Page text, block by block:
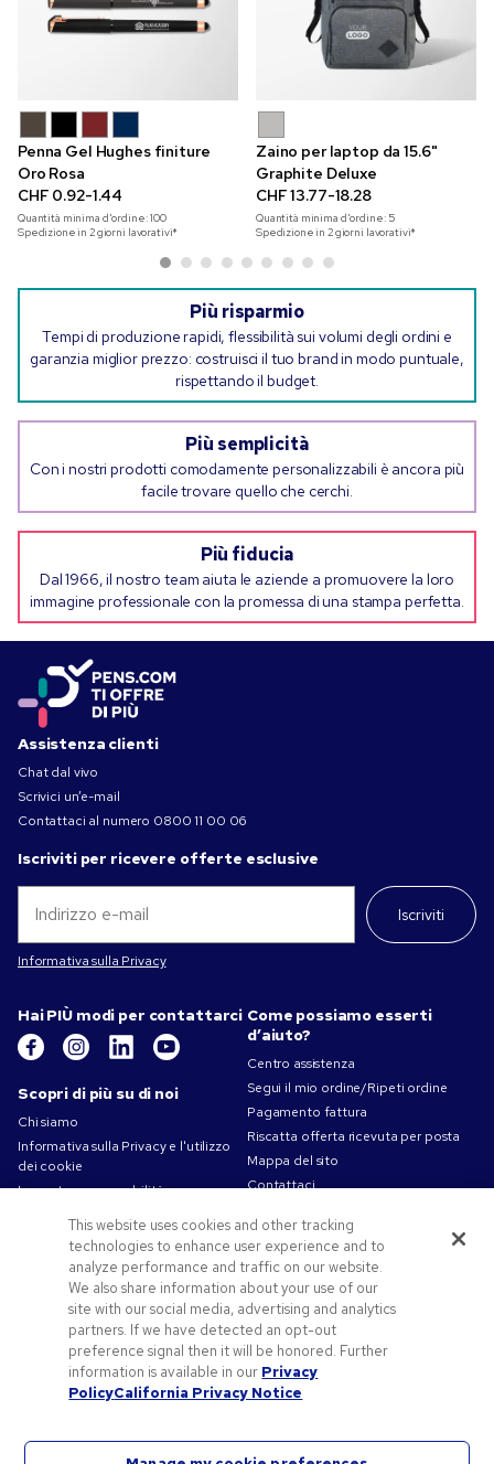
Penna Gel Hughes finiture
Oro Rosa
CHF 0.92-1.44
Quantità minima d'ordine:100
Spedizione in 2 giorni lavorativi*
Zaino per laptop da 15.6"
Graphite Deluxe
CHF 13.77-18.28
Quantità minima d'ordine: 5
Spedizione in 2 giorni lavorativi*
Più risparmio
Tempi di produzione rapidi, flessibilità sui volumi degli ordini e
garanzia miglior prezzo: costruisci il tuo brand in modo puntuale,
rispettando il budget.
Più semplicità
Con i nostri prodotti comodamente personalizzabili è ancora più
facile trovare quello che cerchi.
Più fiducia
Dal 1966, il nostro team aiuta le aziende a promuovere la loro
immagine professionale con la promessa di una stampa perfetta.
Assistenza clienti
Chat dal vivo
Scrivici un’e-mail
Contattaci al numero 0800 11 00 06
Iscriviti per ricevere offerte esclusive
Iscriviti
Informativa sulla Privacy
Hai PIÙ modi per contattarci
Scopri di più su di noi
Chi siamo
Informativa sulla Privacy e l'utilizzo
dei cookie
La nostra responsabilità
Termini d'uso
Condizioni di vendita
Lavorare in Pens.com
Offerte e risorse
Gadget personalizzati
Codici promozionali e coupon
Spunti Grafici Personalizzazione
Come possiamo esserti
d’aiuto?
Centro assistenza
Segui il mio ordine/Ripeti ordine
Pagamento fattura
Riscatta offerta ricevuta per posta
Mappa del sito
Contattaci
This website uses cookies and other tracking
technologies to enhance user experience and to
analyze performance and traffic on our website.
We also share information about your use of our
site with our social media, advertising and analytics
partners. If we have detected an opt-out
preference signal then it will be honored. Further
information is available in our Privacy
PolicyCalifornia Privacy Notice